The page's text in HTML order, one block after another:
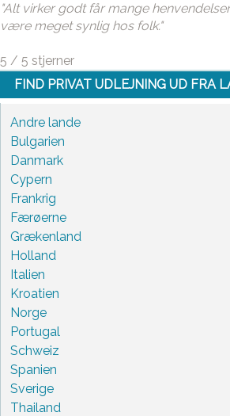
"Alt virker godt får mange
være meget synlig hos folk."
5 / 5 stjerner
FIND PRIVAT UDLEJNING UD FRA
Andre lande
Bulgarien
Danmark
Cypern
Frankrig
Færøerne
Grækenland
Holland
Italien
Kroatien
Norge
Portugal
Schweiz
Spanien
Sverige
Thailand